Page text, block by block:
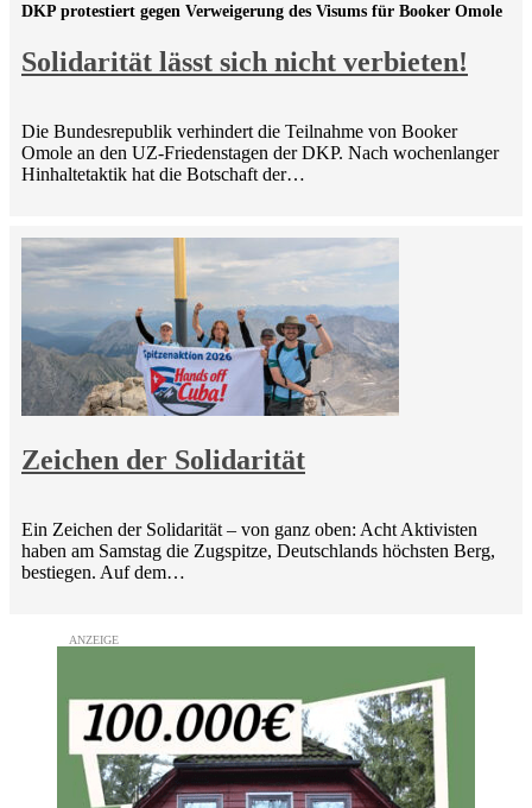
Solidarität lässt sich nicht verbieten!
DKP protestiert gegen Verweigerung des Visums für Booker Omole
Die Bundesrepublik verhindert die Teilnahme von Booker
Omole an den UZ-Friedenstagen der DKP. Nach wochenlanger
Hinhaltetaktik hat die Botschaft der…
Zeichen der Solidarität
Ein Zeichen der Solidarität – von ganz oben: Acht Aktivisten
haben am Samstag die Zugspitze, Deutschlands höchsten Berg,
bestiegen. Auf dem…